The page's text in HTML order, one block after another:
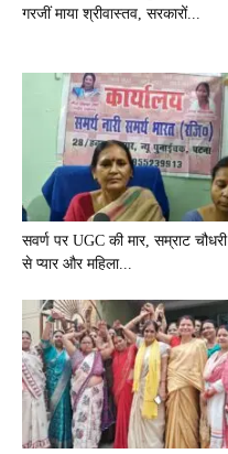
गरजीं माया श्रीवास्तव, सरकारों...
सवर्ण पर UGC की मार, सम्राट चौधरी
से प्यार और महिला...